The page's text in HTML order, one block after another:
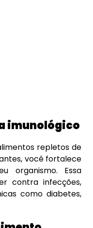
imunológico
repletos de
você fortalece
organismo. Essa
contra infecções,
como diabetes,